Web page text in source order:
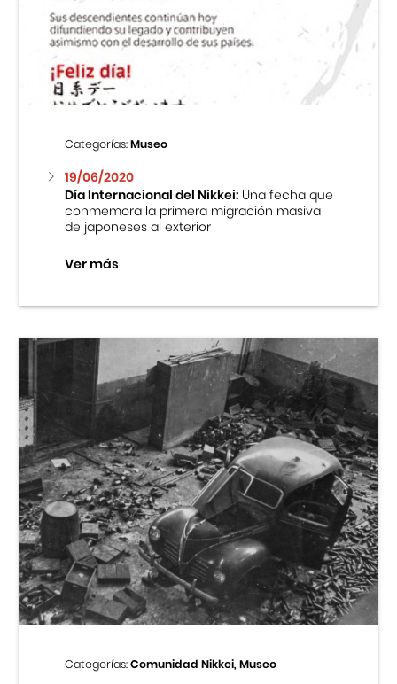
Categorías:Museo
19/06/2020
Día Internacional del Nikkei:Una fecha que
conmemora la primera migración masiva
de japoneses al exterior
Ver más
Categorías:Comunidad Nikkei, Museo